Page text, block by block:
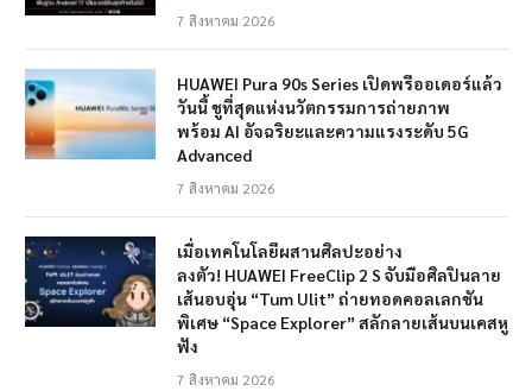
7 สิงหาคม 2026
HUAWEI Pura 90s Series เปิดพรีออเดอร์แล้ว
วันนี้ ชูที่สุดแห่งนวัตกรรมการถ่ายภาพ
พร้อม AI อัจฉริยะและความแรงระดับ 5G
Advanced
7 สิงหาคม 2026
เมื่อเทคโนโลยีผสานศิลปะอย่าง
ลงตัว! HUAWEI FreeClip 2 S จับมือศิลปินลาย
เส้นอบอุ่น “Tum Ulit” ถ่ายทอดคอลเลกชัน
พิเศษ “Space Explorer” สลักลายเส้นบนเคสหู
ฟัง
7 สิงหาคม 2026